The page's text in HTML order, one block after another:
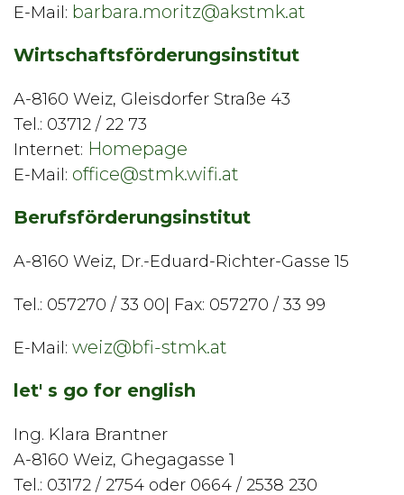
E-Mail: barbara.moritz@akstmk.at
Wirtschaftsförderungsinstitut
A-8160 Weiz, Gleisdorfer Straße 43
Tel.: 03712 / 22 73
Internet: Homepage
E-Mail: office@stmk.wifi.at
Berufsförderungsinstitut
A-8160 Weiz, Dr.-Eduard-Richter-Gasse 15
Tel.: 057270 / 33 00| Fax: 057270 / 33 99
E-Mail: weiz@bfi-stmk.at
let' s go for english
Ing. Klara Brantner
A-8160 Weiz, Ghegagasse 1
Tel.: 03172 / 2754 oder 0664 / 2538 230